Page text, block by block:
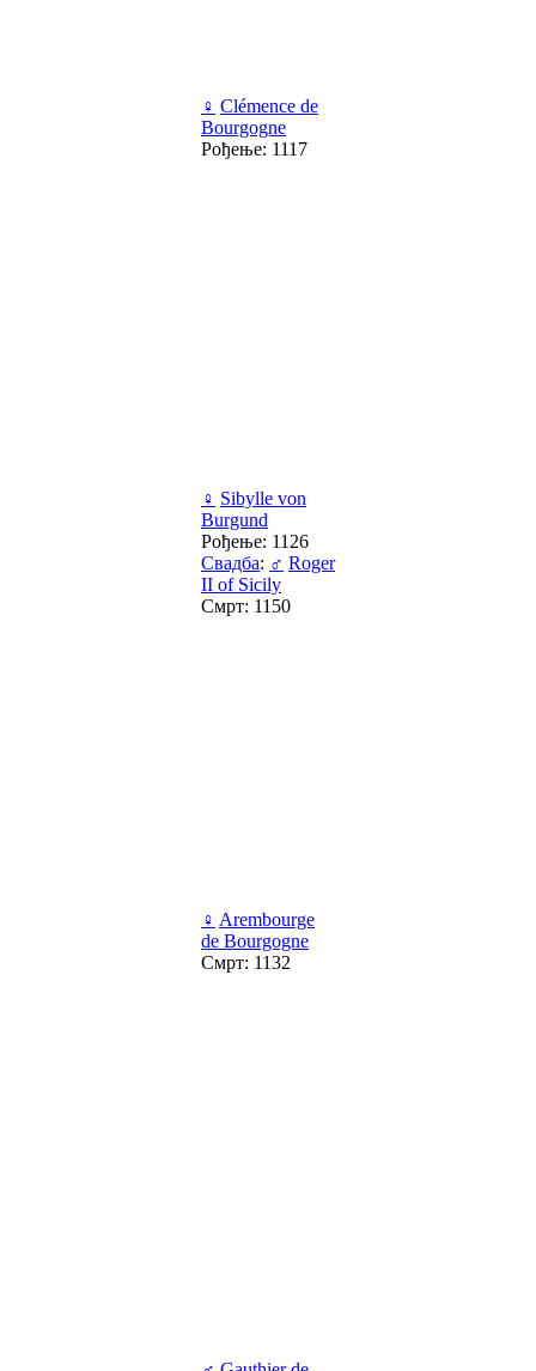
♀ Clémence de
Bourgogne
Рођење: 1117
♀ Sibylle von
Burgund
Рођење: 1126
Свадба: ♂ Roger
II of Sicily
Смрт: 1150
♀ Arembourge
de Bourgogne
Смрт: 1132